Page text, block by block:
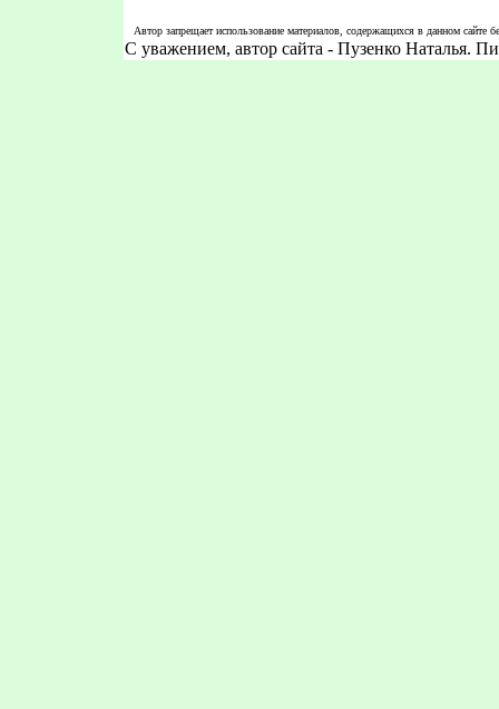
Автор запрещает использование материалов, содержащихся в данном сайте
С уважением, автор сайта - Пузенко Наталья.